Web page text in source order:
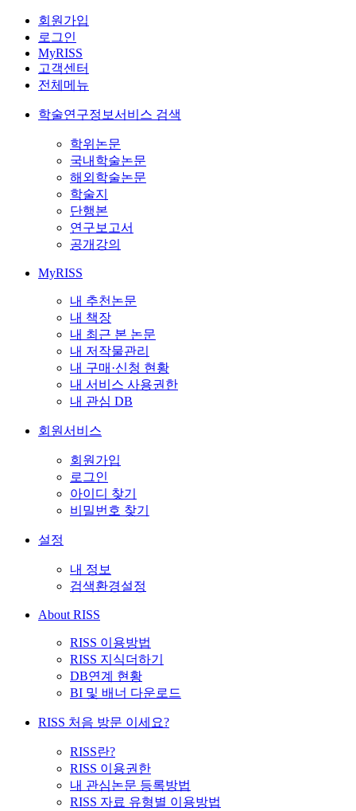
회원가입
로그인
MyRISS
고객센터
전체메뉴
학술연구정보서비스 검색
학위논문
국내학술논문
해외학술논문
학술지
단행본
연구보고서
공개강의
MyRISS
내 추천논문
내 책장
내 최근 본 논문
내 저작물관리
내 구매·신청 현황
내 서비스 사용권한
내 관심 DB
회원서비스
회원가입
로그인
아이디 찾기
비밀번호 찾기
설정
내 정보
검색환경설정
About RISS
RISS 이용방법
RISS 지식더하기
DB연계 현황
BI 및 배너 다운로드
RISS 처음 방문 이세요?
RISS란?
RISS 이용권한
내 관심논문 등록방법
RISS 자료 유형별 이용방법